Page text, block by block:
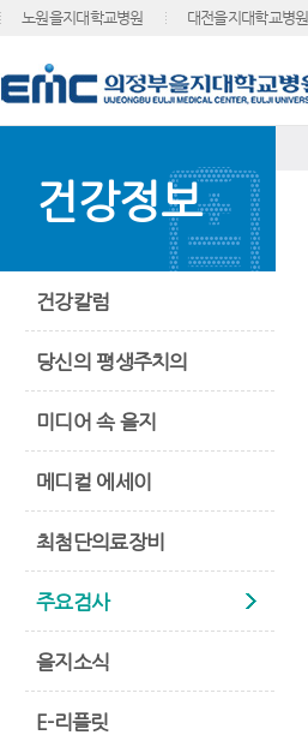
노원을지대학교병원 대전을지대학교병원
건강정보
건강칼럼
당신의 평생주치의
미디어 속 을지
메디컬 에세이
최첨단의료장비
주요검사
을지소식
E-리플릿